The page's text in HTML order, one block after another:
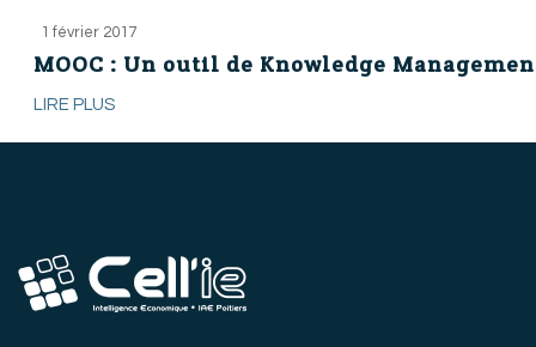
1 février 2017
MOOC : Un outil de Knowledge
LIRE PLUS